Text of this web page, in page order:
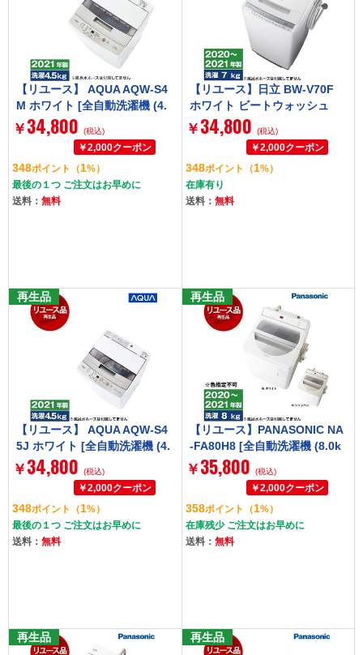
【リユース】 AQUA AQW-S4
M ホワイト [全自動洗濯機 (4.
5kg)] [2021年製]
￥ 34,800 (税込)
348ポイント （1%）
最後の１つ ご注文はお早めに
送料：無料
【リユース】日立 BW-V70F
ホワイト ビートウォッシュ
[全自動洗濯機 (7.0kg)] [2020
～2021年製]
￥ 34,800 (税込)
348ポイント （1%）
在庫有り
送料： 無料
再生品
【リユース】 AQUA AQW-S4
5J ホワイト [全自動洗濯機 (4.
5kg)] [2021年製]
￥ 34,800 (税込)
348ポイント （1%）
最後の１つ ご注文はお早めに
送料：無料
再生品
【リユース】PANASONIC NA
-FA80H8 [全自動洗濯機 (8.0k
g)] [2020～2021年製] 【色指
定不可】
￥ 35,800 (税込)
358ポイント （1%）
在庫残少 ご注文はお早めに
送料： 無料
再生品 再生品